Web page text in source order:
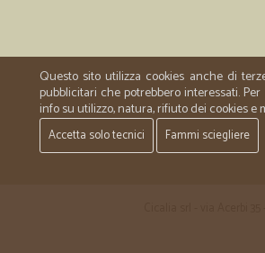
Questo sito utilizza cookies anche di
pubblicitari che potrebbero interessati.
info su utilizzo, natura, rifiuto dei cookies
Accetta solo tecnici Fammi sciegliere